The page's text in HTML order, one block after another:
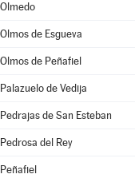
Olmedo
Olmos de Esgueva
Olmos de Peñafiel
Palazuelo de Vedija
Pedrajas de San Esteban
Pedrosa del Rey
Peñafiel